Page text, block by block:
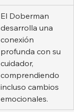
El Doberman
desarrolla una
conexión
profunda con su
cuidador,
comprendiendo
incluso cambios
emocionales.